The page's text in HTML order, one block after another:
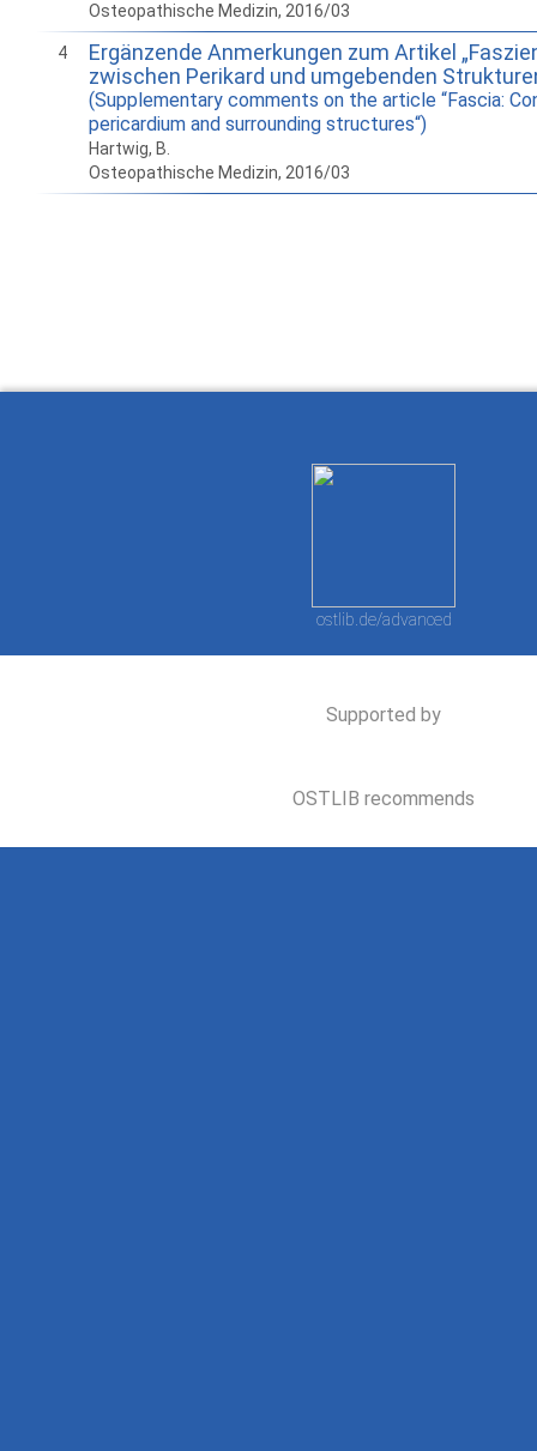
Osteopathische Medizin, 2016/03
4
Ergänzende Anmerkungen zum Artikel
zwischen Perikard und umgebenden
(Supplementary comments on the article “Fascia:
pericardium and surrounding structures“)
Hartwig, B.
Osteopathische Medizin, 2016/03
ostlib.de/advanced
Supported by
OSTLIB recommends